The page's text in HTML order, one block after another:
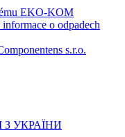
EKO-KOM
o odpadech
s.r.o.
УКРАЇНИ